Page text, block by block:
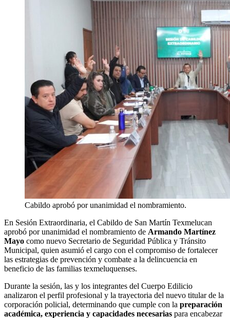
Cabildo aprobó por unanimidad el nombramiento.
En Sesión Extraordinaria, el Cabildo de San Martín Texmelucan
aprobó por unanimidad el nombramiento de Armando Martínez
Mayo como nuevo Secretario de Seguridad Pública y Tránsito
Municipal, quien asumió el cargo con el compromiso de fortalecer
las estrategias de prevención y combate a la delincuencia en
beneficio de las familias texmeluquenses.
Durante la sesión, las y los integrantes del Cuerpo Edilicio
analizaron el perfil profesional y la trayectoria del nuevo titular de la
corporación policial, determinando que cumple con la preparación
académica, experiencia y capacidades necesarias para encabezar